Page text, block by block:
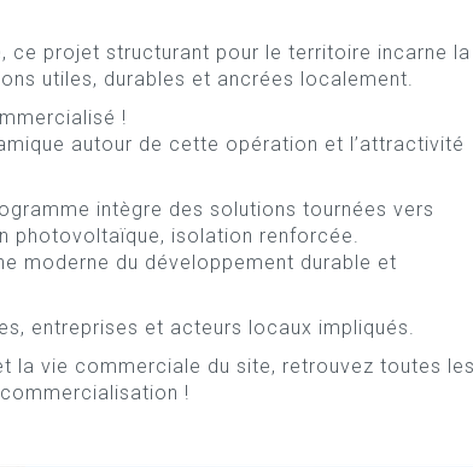
ce projet structurant pour le territoire incarne la
utiles, durables et ancrées localement.
!
autour de cette opération et l’attractivité
intègre des solutions tournées vers
photovoltaïque, isolation renforcée.
moderne du développement durable et
entreprises et acteurs locaux impliqués.
la vie commerciale du site, retrouvez toutes les
!